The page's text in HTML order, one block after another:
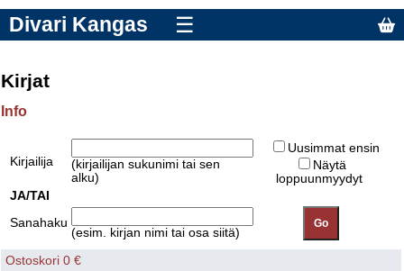
Divari Kangas ☰
Kirjat
Info
Kirjailija
(kirjailijan sukunimi tai sen
alku)
Uusimmat ensin
Näytä
loppuunmyydyt
JA/TAI
Sanahaku
(esim. kirjan nimi tai osa siitä)
Ostoskori 0 €